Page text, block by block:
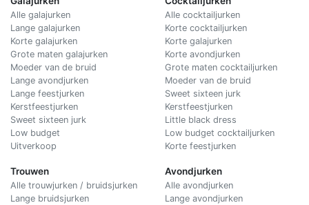
Alle galajurken
Lange galajurken
Korte galajurken
Grote maten galajurken
Moeder van de bruid
Lange avondjurken
Lange feestjurken
Kerstfeestjurken
Sweet sixteen jurk
Low budget
Uitverkoop
Trouwen
Alle trouwjurken / bruidsjurken
Lange bruidsjurken
Alle cocktailjurken
Korte cocktailjurken
Korte galajurken
Korte avondjurken
Grote maten cocktailjurken
Moeder van de bruid
Sweet sixteen jurk
Kerstfeestjurken
Little black dress
Low budget cocktailjurken
Korte feestjurken
Avondjurken
Alle avondjurken
Lange avondjurken